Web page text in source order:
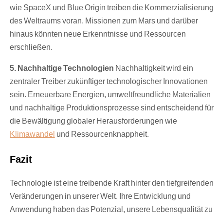
wie SpaceX und Blue Origin treiben die Kommerzialisierung
des Weltraums voran. Missionen zum Mars und darüber
hinaus könnten neue Erkenntnisse und Ressourcen
erschließen.
5. Nachhaltige Technologien Nachhaltigkeit wird ein
zentraler Treiber zukünftiger technologischer Innovationen
sein. Erneuerbare Energien, umweltfreundliche Materialien
und nachhaltige Produktionsprozesse sind entscheidend für
die Bewältigung globaler Herausforderungen wie
Klimawandel und Ressourcenknappheit.
Fazit
Technologie ist eine treibende Kraft hinter den tiefgreifenden
Veränderungen in unserer Welt. Ihre Entwicklung und
Anwendung haben das Potenzial, unsere Lebensqualität zu